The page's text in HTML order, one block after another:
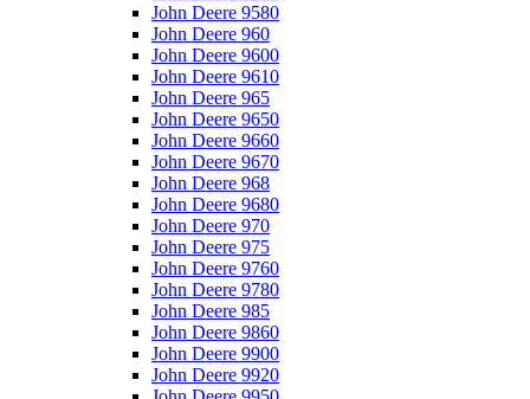
John Deere 9580
John Deere 960
John Deere 9600
John Deere 9610
John Deere 965
John Deere 9650
John Deere 9660
John Deere 9670
John Deere 968
John Deere 9680
John Deere 970
John Deere 975
John Deere 9760
John Deere 9780
John Deere 985
John Deere 9860
John Deere 9900
John Deere 9920